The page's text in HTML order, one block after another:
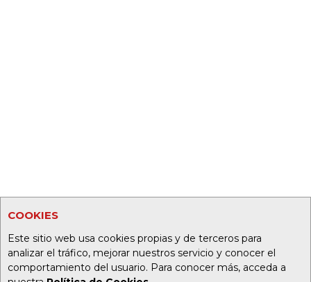
COOKIES
Este sitio web usa cookies propias y de terceros para
analizar el tráfico, mejorar nuestros servicio y conocer el
comportamiento del usuario. Para conocer más, acceda a